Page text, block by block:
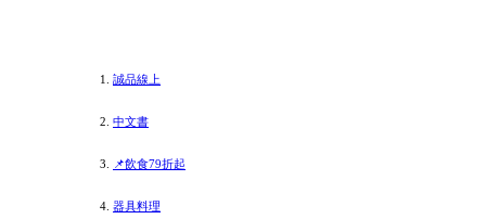
誠品線上
中文書
📌飲食79折起
器具料理